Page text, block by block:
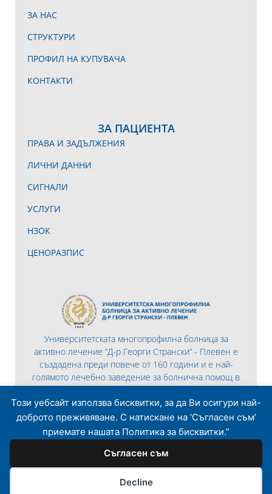
Този уебсайт използва бисквитки, за да Ви осигури най-
доброто преживяване. С натискане на ‘Съгласен съм’
приемате нашата Политика за бисквитки.”
Съгласен съм
Decline
Университетската многопрофилна болница за
активно лечение “Д-р Георги Странски” - Плевен е
създадена преди повече от 160 години и е най-
голямото лечебно заведение за болнична помощ в
Северна България.
ЗА НАС
СТРУКТУРИ
ПРОФИЛ НА КУПУВАЧА
КОНТАКТИ
ЗА ПАЦИЕНТА
ПРАВА И ЗАДЪЛЖЕНИЯ
ЛИЧНИ ДАННИ
СИГНАЛИ
УСЛУГИ
НЗОК
ЦЕНОРАЗПИС
© 2026 Всички права запазени | Разработено то
Lemon Graphics